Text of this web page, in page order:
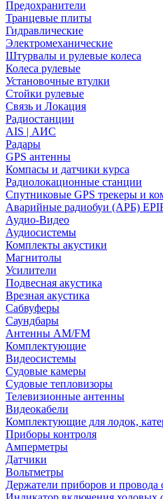
Предохранители
Транцевые плиты
Гидравлические
Электромеханические
Штурвалы и рулевые колеса
Колеса рулевые
Установочные втулки
Стойки рулевые
Связь и Локация
Радиостанции
AIS | АИС
Радары
GPS антенны
Компасы и датчики курса
Радиолокационные станции
Спутниковые GPS трекеры и
Аварийные радиобуи (АРБ)
Аудио-Видео
Аудиосистемы
Комплекты акустики
Магнитолы
Усилители
Подвесная акустика
Врезная акустика
Сабвуферы
Саундбары
Антенны AM/FM
Комплектующие
Видеосистемы
Судовые камеры
Cудовые тепловизоры
Телевизионные антенны
Видеокабели
Комплектующие для лодок,
Приборы контроля
Амперметры
Датчики
Вольтметры
Держатели приборов и провода